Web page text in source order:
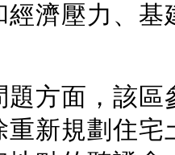
經濟壓力、
題方面，該
重新規劃住